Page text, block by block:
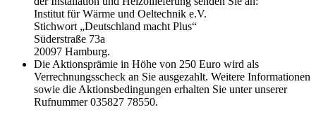
Institut für Wärme und Oeltechnik e.V.
Stichwort „Deutschland macht Plus“
Süderstraße 73a
20097 Hamburg.
Die Aktionsprämie in Höhe von 250 Euro wird als
Verrechnungsscheck an Sie ausgezahlt. Weitere Informationen
sowie die Aktionsbedingungen erhalten Sie unter unserer
Rufnummer 035827 78550.